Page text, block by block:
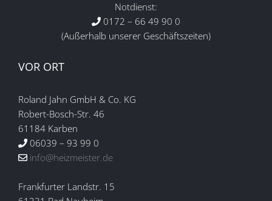
Notdienst:
0172 – 66 49 90 0
(Außerhalb unserer Geschäftszeiten)
VOR ORT
Roland Jahn GmbH & Co. KG
Robert-Bosch-Str. 46
61184 Karben
06039 – 93 99 0
info@heizmeister.de
Frankfurter Landstr. 15